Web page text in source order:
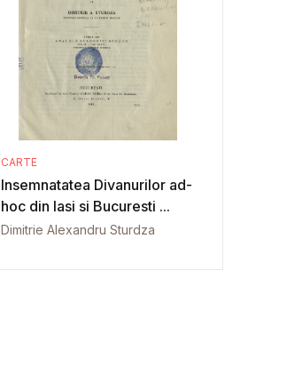
CARTE
Insemnatatea Divanurilor ad-
hoc din Iasi si Bucuresti ...
Dimitrie Alexandru Sturdza